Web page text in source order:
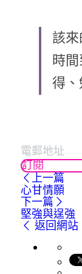
該
時
得
訂閱
上一篇
心甘情願
下一篇
堅強與逞強
返回網站